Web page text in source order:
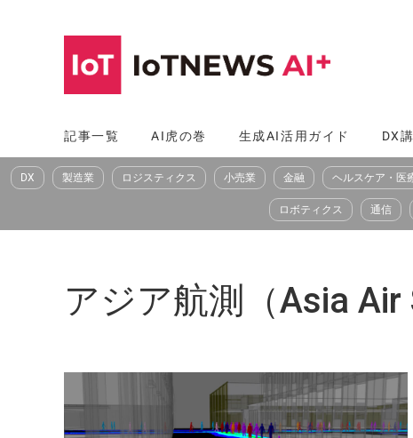
へ
ス
記事一覧 AI虎の巻 生成AI活用ガイド DX
DX 製造業 ロジスティクス 小売業 金融 ヘルスケア・医
ロボティクス 通信
アジア航測（Asia Air